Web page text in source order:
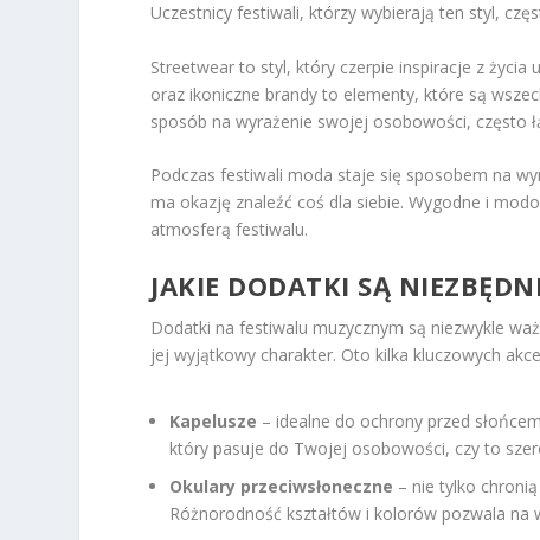
Uczestnicy festiwali, którzy wybierają ten styl,
Streetwear to styl, który czerpie inspiracje z życia
oraz ikoniczne brandy to elementy, które są
sposób na wyrażenie swojej osobowości, często
Podczas festiwali moda staje się sposobem na
ma okazję znaleźć coś dla siebie. Wygodne i
atmosferą festiwalu.
JAKIE DODATKI SĄ
Dodatki na festiwalu muzycznym są niezwykle
jej wyjątkowy charakter. Oto kilka kluczowych
Kapelusze – idealne do ochrony przed
który pasuje do Twojej osobowości, czy to
Okulary przeciwsłoneczne – nie tylko
Różnorodność kształtów i kolorów pozwala na